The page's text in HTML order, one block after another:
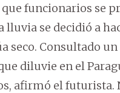
funcionarios se
lluvia se decidió a
seco. Consultado un
diluvie en el
afirmó el futurista.